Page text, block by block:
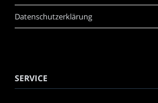
Datenschutzerklärung
SERVICE